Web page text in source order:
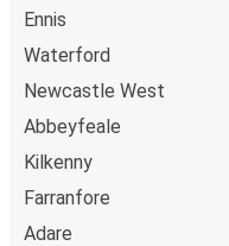
Ennis
Waterford
Newcastle West
Abbeyfeale
Kilkenny
Farranfore
Adare